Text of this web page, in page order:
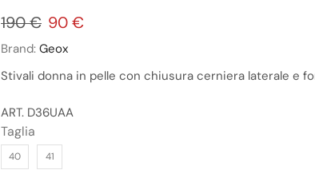
190€ 90 €
Brand: Geox
Stivali donna in pelle con chiusura cerniera laterale e
ART. D36UAA
Taglia
40 41